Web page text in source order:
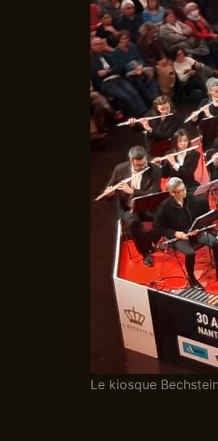
Le kiosque Bechstein